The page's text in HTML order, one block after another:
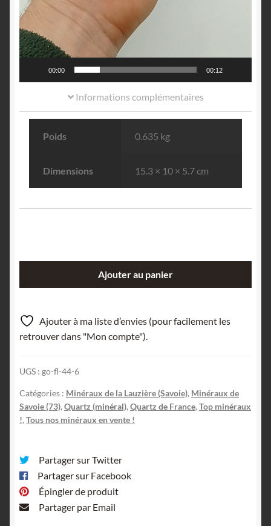
00:00 00:12
Informations complémentaires
Poids 0.635 kg
Dimensions 15.3 × 10 × 5.7 cm
chloriteux,
Sommet
du
Pic
de
la
Lauzière,
Ajouter au panier
Ajouter à ma liste d’envies (pour facilement les
retrouver dans "Mon compte").
UGS : go-fl-44-6
Catégories : Minéraux de la Lauzière (Savoie), Minéraux de
Savoie (73), Quartz (minéral), Quartz de France, Top minéraux
!, Tous nos minéraux en vente !
Partager sur Twitter
Partager sur Facebook
Épingler de produit
Partager par Email